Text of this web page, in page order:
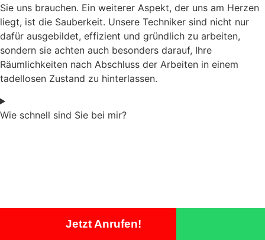
Sie uns brauchen. Ein weiterer Aspekt, der uns am Herzen
liegt, ist die Sauberkeit. Unsere Techniker sind nicht nur
dafür ausgebildet, effizient und gründlich zu arbeiten,
sondern sie achten auch besonders darauf, Ihre
Räumlichkeiten nach Abschluss der Arbeiten in einem
tadellosen Zustand zu hinterlassen.
Wie schnell sind Sie bei mir?
Jetzt Anrufen!